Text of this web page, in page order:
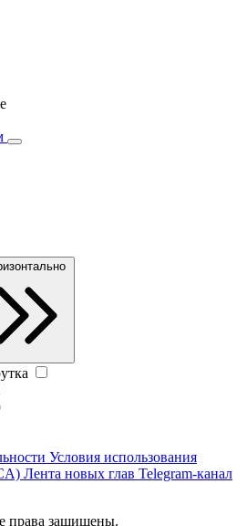
Условия использования
Лента новых глав Telegram-канал
права защищены.